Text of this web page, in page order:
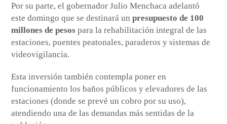
Por su parte, el gobernador Julio Menchaca adelantó
este domingo que se destinará unpresupuesto de 100
millones de pesos para la rehabilitación integral de las
estaciones, puentes peatonales, paraderos y sistemas de
videovigilancia.
Esta inversión también contempla poner en
funcionamiento los baños públicos y elevadores de las
estaciones (donde se prevé un cobro por su uso),
atendiendo una de las demandas más sentidas de la